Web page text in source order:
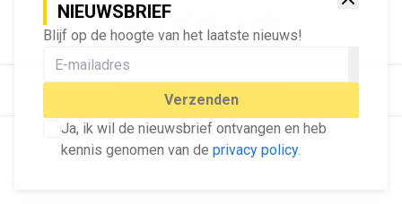
NIEUWSBRIEF
Blijf op de hoogte van het laatste nieuws!
Verzenden
Ja, ik wil de nieuwsbrief ontvangen en heb
kennis genomen van de privacy policy.
© Dé Duurzame Uitgeverij